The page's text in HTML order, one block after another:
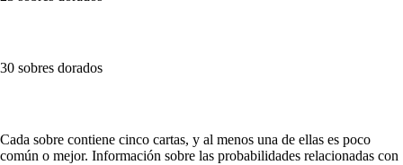
30 sobres dorados
Available actions
Cada sobre contiene cinco cartas, y al menos una de ellas es poco
común o mejor. Información sobre las probabilidades relacionadas con